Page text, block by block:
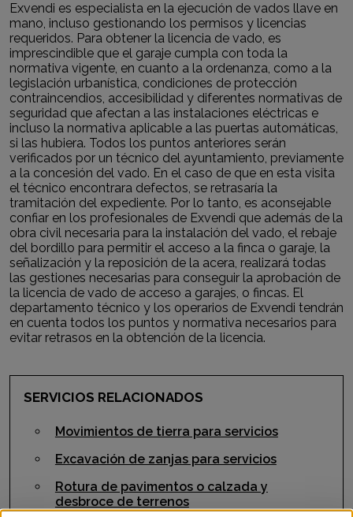
Exvendi es especialista en la ejecución de vados llave en
mano, incluso gestionando los permisos y licencias
requeridos. Para obtener la licencia de vado, es
imprescindible que el garaje cumpla con toda la
normativa vigente, en cuanto a la ordenanza, como a la
legislación urbanística, condiciones de protección
contraincendios, accesibilidad y diferentes normativas de
seguridad que afectan a las instalaciones eléctricas e
incluso la normativa aplicable a las puertas automáticas,
si las hubiera. Todos los puntos anteriores serán
verificados por un técnico del ayuntamiento, previamente
a la concesión del vado. En el caso de que en esta visita
el técnico encontrara defectos, se retrasaría la
tramitación del expediente. Por lo tanto, es aconsejable
confiar en los profesionales de Exvendi que además de la
obra civil necesaria para la instalación del vado, el rebaje
del bordillo para permitir el acceso a la finca o garaje, la
señalización y la reposición de la acera, realizará todas
las gestiones necesarias para conseguir la aprobación de
la licencia de vado de acceso a garajes, o fincas. El
departamento técnico y los operarios de Exvendi tendrán
en cuenta todos los puntos y normativa necesarios para
evitar retrasos en la obtención de la licencia.
SERVICIOS RELACIONADOS
Movimientos de tierra para servicios
Excavación de zanjas para servicios
Rotura de pavimentos o calzada y
desbroce de terrenos